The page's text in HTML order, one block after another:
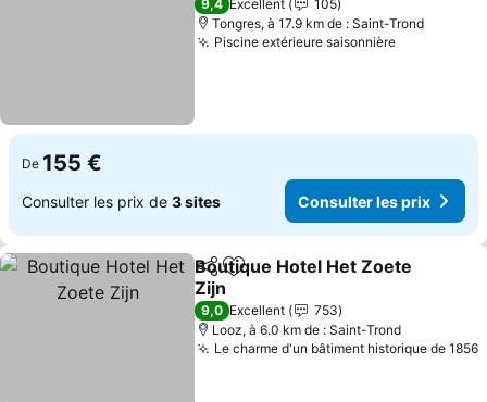
9,4 Excellent
105
Tongres, à 17.9 km de : Saint-Trond
Piscine extérieure saisonnière
De 155 €
Consulter les prix de 3 sites Consulter les prix
PartagerAjouter à mes favoris
Boutique Hotel Het Zoete
Zijn
9,0 Excellent
753
Looz, à 6.0 km de : Saint-Trond
Le charme d'un bâtiment historique de 1856